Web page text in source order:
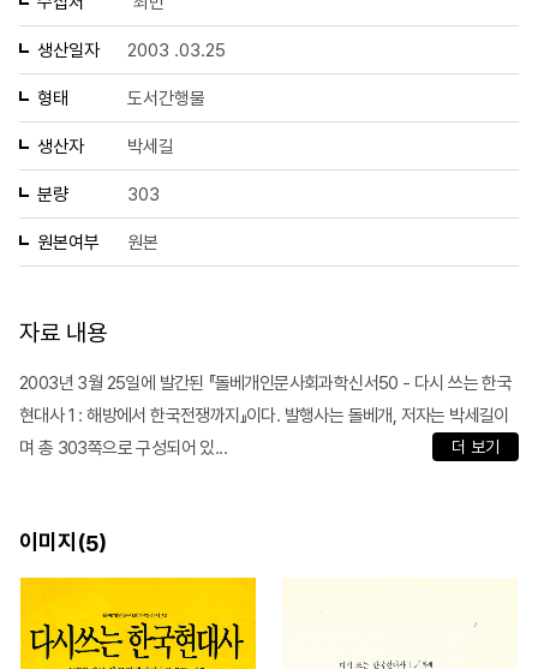
생산일자 2003 .03.25
형태 도서간행물
생산자 박세길
분량 303
원본여부 원본
자료 내용
2003년 3월 25일에 발간된 『돌베개인문사회과학신서50 - 다시 쓰는 한국
현대사 1 : 해방에서 한국전쟁까지』이다. 발행사는 돌베개, 저자는 박세길이
며 총 303쪽으로 구성되어 있...
더 보기
이미지(5)